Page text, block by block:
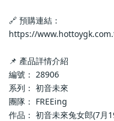
🔗 預購連結：
https://
📌 產品詳情介紹
編號： 28906
系列： 初音未來
團隊： FREEing
作品： 初音未來兔女郎(7月